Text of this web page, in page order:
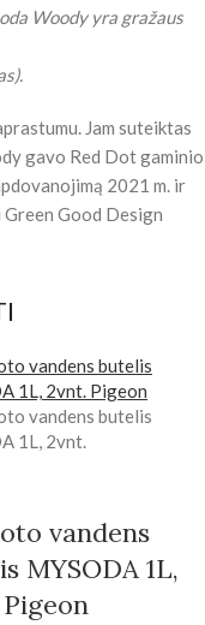
Woody yra gražaus
Jam suteiktas
gavo Red Dot gaminio
2021 m. ir
Good Design
vandens
MYSODA 1L,